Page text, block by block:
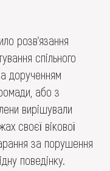
розв’язання
спільного
дорученням
або з
вирішували
своєї вікової
за порушення
поведінку.